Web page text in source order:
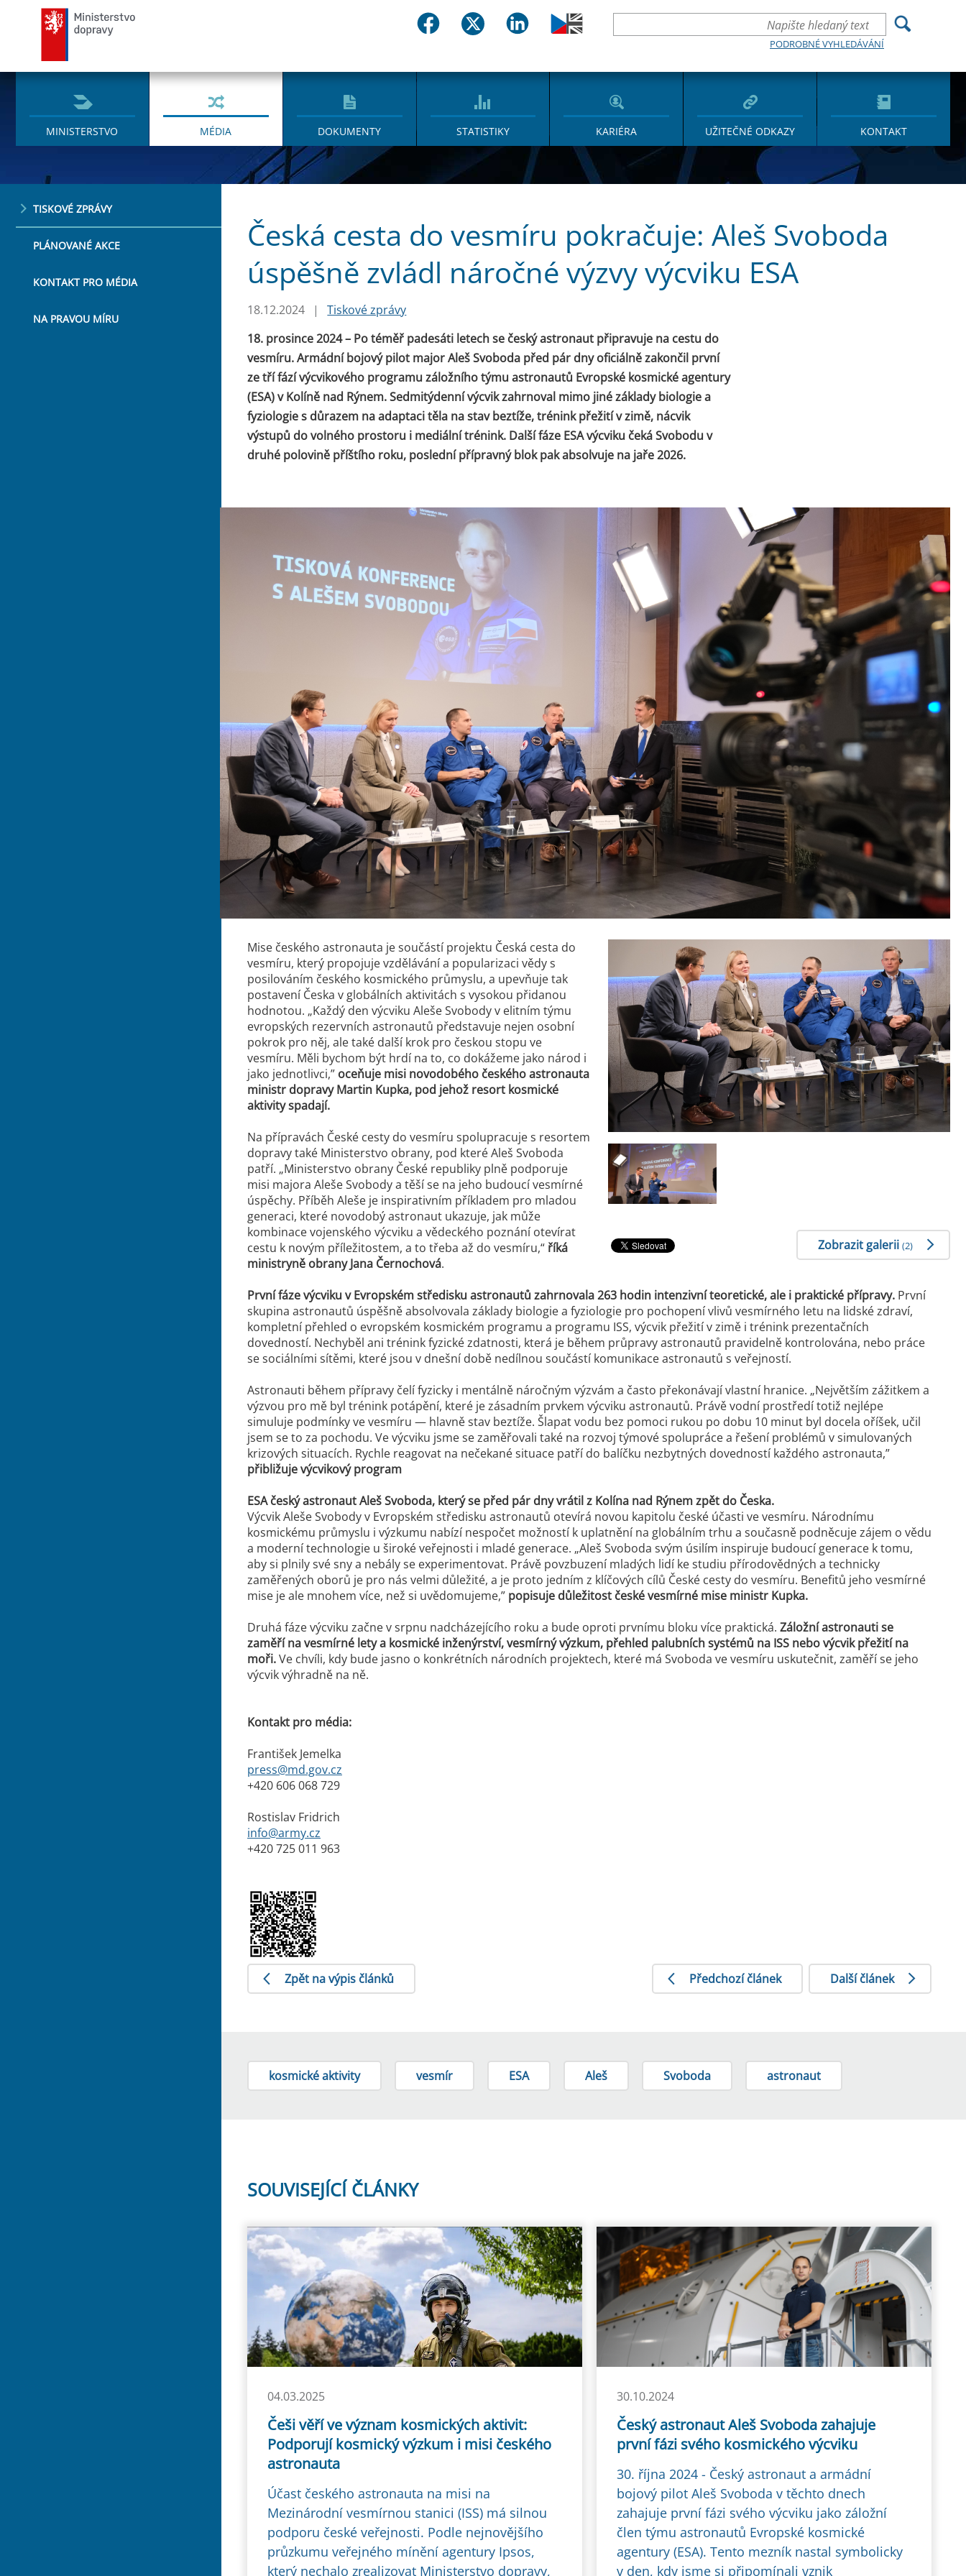
PODROBNÉ VYHLEDÁVÁNÍ
MINISTERSTVO MÉDIA DOKUMENTY STATISTIKY KARIÉRA UŽITEČNÉ ODKAZY KONTAKT
TISKOVÉ ZPRÁVY
PLÁNOVANÉ AKCE
KONTAKT PRO MÉDIA
NA PRAVOU MÍRU
Česká cesta do vesmíru pokračuje: Aleš Svoboda
úspěšně zvládl náročné výzvy výcviku ESA
18.12.2024 |
Tiskové zprávy
18. prosince 2024 – Po téměř padesáti letech se český astronaut připravuje na cestu do
vesmíru. Armádní bojový pilot major Aleš Svoboda před pár dny oficiálně zakončil první
ze tří fází výcvikového programu záložního týmu astronautů Evropské kosmické agentury
(ESA) v Kolíně nad Rýnem. Sedmitýdenní výcvik zahrnoval mimo jiné základy biologie a
fyziologie s důrazem na adaptaci těla na stav beztíže, trénink přežití v zimě, nácvik
výstupů do volného prostoru i mediální trénink. Další fáze ESA výcviku čeká Svobodu v
druhé polovině příštího roku, poslední přípravný blok pak absolvuje na jaře 2026.
Zobrazit galerii (2)
Mise českého astronauta je součástí projektu Česká cesta do
vesmíru, který propojuje vzdělávání a popularizaci vědy s
posilováním českého kosmického průmyslu, a upevňuje tak
postavení Česka v globálních aktivitách s vysokou přidanou
hodnotou. „Každý den výcviku Aleše Svobody v elitním týmu
evropských rezervních astronautů představuje nejen osobní
pokrok pro něj, ale také další krok pro českou stopu ve
vesmíru. Měli bychom být hrdí na to, co dokážeme jako národ i
jako jednotlivci,” oceňuje misi novodobého českého astronauta
ministr dopravy Martin Kupka, pod jehož resort kosmické
aktivity spadají.
Na přípravách České cesty do vesmíru spolupracuje s resortem
dopravy také Ministerstvo obrany, pod které Aleš Svoboda
patří. „Ministerstvo obrany České republiky plně podporuje
misi majora Aleše Svobody a těší se na jeho budoucí vesmírné
úspěchy. Příběh Aleše je inspirativním příkladem pro mladou
generaci, které novodobý astronaut ukazuje, jak může
kombinace vojenského výcviku a vědeckého poznání otevírat
cestu k novým příležitostem, a to třeba až do vesmíru,“ říká
ministryně obrany Jana Černochová.
První fáze výcviku v Evropském středisku astronautů zahrnovala 263 hodin intenzivní teoretické, ale i praktické přípravy. První
skupina astronautů úspěšně absolvovala základy biologie a fyziologie pro pochopení vlivů vesmírného letu na lidské zdraví,
kompletní přehled o evropském kosmickém programu a programu ISS, výcvik přežití v zimě i trénink prezentačních
dovedností. Nechyběl ani trénink fyzické zdatnosti, která je během průpravy astronautů pravidelně kontrolována, nebo práce
se sociálními sítěmi, které jsou v dnešní době nedílnou součástí komunikace astronautů s veřejností.
Astronauti během přípravy čelí fyzicky i mentálně náročným výzvám a často překonávají vlastní hranice. „Největším zážitkem a
výzvou pro mě byl trénink potápění, které je zásadním prvkem výcviku astronautů. Právě vodní prostředí totiž nejlépe
simuluje podmínky ve vesmíru — hlavně stav beztíže. Šlapat vodu bez pomoci rukou po dobu 10 minut byl docela oříšek, učil
jsem se to za pochodu. Ve výcviku jsme se zaměřovali také na rozvoj týmové spolupráce a řešení problémů v simulovaných
krizových situacích. Rychle reagovat na nečekané situace patří do balíčku nezbytných dovedností každého astronauta,”
přibližuje výcvikový program
ESA český astronaut Aleš Svoboda, který se před pár dny vrátil z Kolína nad Rýnem zpět do Česka.
Výcvik Aleše Svobody v Evropském středisku astronautů otevírá novou kapitolu české účasti ve vesmíru. Národnímu
kosmickému průmyslu i výzkumu nabízí nespočet možností k uplatnění na globálním trhu a současně podněcuje zájem o vědu
a moderní technologie u široké veřejnosti i mladé generace. „Aleš Svoboda svým úsilím inspiruje budoucí generace k tomu,
aby si plnily své sny a nebály se experimentovat. Právě povzbuzení mladých lidí ke studiu přírodovědných a technicky
zaměřených oborů je pro nás velmi důležité, a je proto jedním z klíčových cílů České cesty do vesmíru. Benefitů jeho vesmírné
mise je ale mnohem více, než si uvědomujeme,” popisuje důležitost české vesmírné mise ministr Kupka.
Druhá fáze výcviku začne v srpnu nadcházejícího roku a bude oproti prvnímu bloku více praktická. Záložní astronauti se
zaměří na vesmírné lety a kosmické inženýrství, vesmírný výzkum, přehled palubních systémů na ISS nebo výcvik přežití na
moři.Ve chvíli, kdy bude jasno o konkrétních národních projektech, které má Svoboda ve vesmíru uskutečnit, zaměří se jeho
výcvik výhradně na ně.
Kontakt pro média:
František Jemelka
press@md.gov.cz
+420 606 068 729
Rostislav Fridrich
info@army.cz
+420 725 011 963
Zpět na výpis článků Předchozí článek Další článek
kosmické aktivity vesmír ESA Aleš Svoboda astronaut
SOUVISEJÍCÍ ČLÁNKY
04.03.2025
Češi věří ve význam kosmických aktivit:
Podporují kosmický výzkum i misi českého
astronauta
Účast českého astronauta na misi na
Mezinárodní vesmírnou stanici (ISS) má silnou
podporu české veřejnosti. Podle nejnovějšího
průzkumu veřejného mínění agentury Ipsos,
který nechalo zrealizovat Ministerstvo dopravy,
30.10.2024
Český astronaut Aleš Svoboda zahajuje
první fázi svého kosmického výcviku
30. října 2024 - Český astronaut a armádní
bojový pilot Aleš Svoboda v těchto dnech
zahajuje první fázi svého výcviku jako záložní
člen týmu astronautů Evropské kosmické
agentury (ESA). Tento mezník nastal symbolicky
v den, kdy jsme si připomínali vznik